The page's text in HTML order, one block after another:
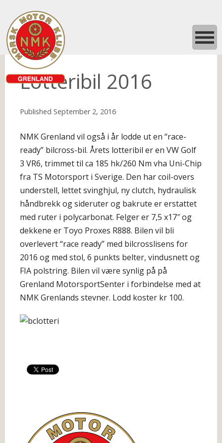
Lotteribil 2016
Published September 2, 2016
NMK Grenland vil også i år lodde ut en “race-
ready” bilcross-bil. Årets lotteribil er en VW Golf
3 VR6, trimmet til ca 185 hk/260 Nm vha Uni-Chip
fra TS Motorsport i Sverige. Den har coil-overs
understell, lettet svinghjul, ny clutch, hydraulisk
håndbrekk og sideruter og bakrute er erstattet
med ruter i polycarbonat. Felger er 7,5 x17″ og
dekkene er Toyo Proxes R888. Bilen vil bli
overlevert “race ready” med bilcrosslisens for
2016 og med stol, 6 punkts belter, vindusnett og
FIA polstring. Bilen vil være synlig på på
Grenland MotorsportSenter i forbindelse med at
NMK Grenlands stevner. Lodd koster kr 100.